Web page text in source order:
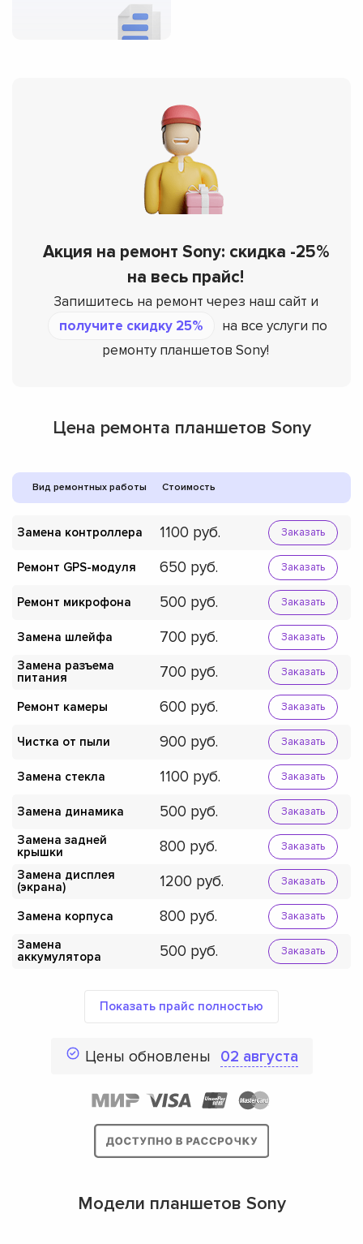
Акция на ремонт Sony: скидка -25%
на весь прайс!
Запишитесь на ремонт через наш сайт и
получите скидку 25%
на все услуги по
ремонту планшетов Sony!
Цена ремонта планшетов Sony
Вид ремонтных работы Стоимость
Замена контроллера 1100 Заказать
Ремонт GPS-модуля 650 Заказать
Ремонт микрофона 500 Заказать
Замена шлейфа 700 Заказать
Замена разъема
питания
700 Заказать
Ремонт камеры 600 Заказать
Чистка от пыли 900 Заказать
Замена стекла 1100 Заказать
Замена динамика 500 Заказать
Замена задней
крышки
800 Заказать
Замена дисплея
(экрана)
1200 Заказать
Замена корпуса 800 Заказать
Замена
аккумулятора
500 Заказать
Показать прайс полностью
Цены обновлены 02 августа
Модели планшетов Sony